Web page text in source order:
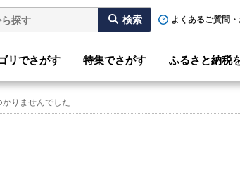
よくあるご質問
リでさがす 特集でさがす ふるさと納税
りませんでした